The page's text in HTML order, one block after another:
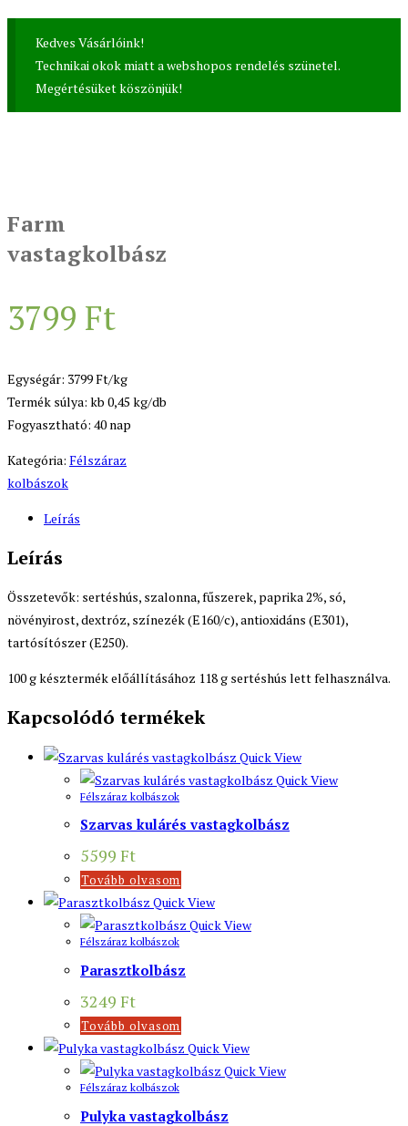
Kedves Vásárlóink!
Technikai okok miatt a webshopos rendelés szünetel.
Megértésüket köszönjük!
Farm
vastagkolbász
3799 Ft
Egységár: 3799 Ft/kg
Termék súlya: kb 0,45 kg/db
Fogyasztható: 40 nap
Kategória: Félszáraz
kolbászok
Leírás
Leírás
Összetevők: sertéshús, szalonna, fűszerek, paprika 2%, só,
növényirost, dextróz, színezék (E160/c), antioxidáns (E301),
tartósítószer (E250).
100 g késztermék előállításához 118 g sertéshús lett felhasználva.
Kapcsolódó termékek
Quick View
Quick View
Félszáraz kolbászok
Szarvas kulárés vastagkolbász
5599 Ft
Tovább olvasom
Quick View
Quick View
Félszáraz kolbászok
Parasztkolbász
3249 Ft
Tovább olvasom
Quick View
Quick View
Félszáraz kolbászok
Pulyka vastagkolbász